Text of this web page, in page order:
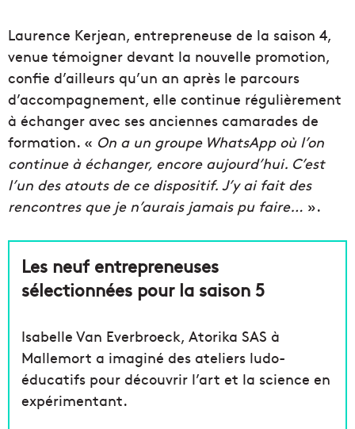
Laurence Kerjean, entrepreneuse de la saison 4,
venue témoigner devant la nouvelle promotion,
confie d’ailleurs qu’un an après le parcours
d’accompagnement, elle continue régulièrement
à échanger avec ses anciennes camarades de
formation. « On a un groupe WhatsApp où l’on
continue à échanger, encore aujourd’hui. C’est
l’un des atouts de ce dispositif. J’y ai fait des
rencontres que je n’aurais jamais pu faire… ».
Les neuf entrepreneuses
sélectionnées pour la saison 5
Isabelle Van Everbroeck, Atorika SAS à
Mallemort a imaginé des ateliers ludo-
éducatifs pour découvrir l’art et la science en
expérimentant.